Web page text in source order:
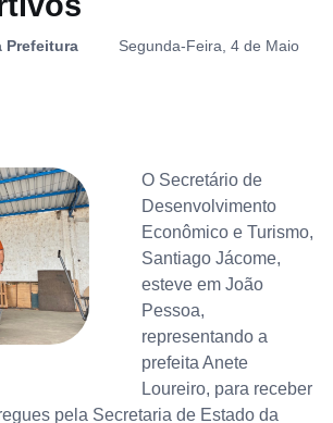
Prefeitura
Segunda-Feira, 4 de Maio
O Secretário de
Desenvolvimento
Econômico e Turismo,
Santiago Jácome,
esteve em João
Pessoa,
representando a
prefeita Anete
Loureiro, para receber
pela Secretaria de Estado da